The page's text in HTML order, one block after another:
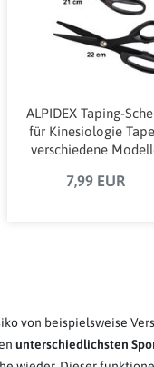
ALPIDEX Taping-
für Kinesiologie
verschiedene
7,99 EUR
von beispielsweise
unterschiedlichsten